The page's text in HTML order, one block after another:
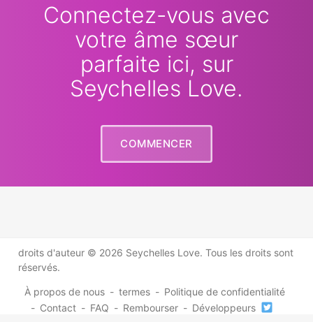
Connectez-vous avec
votre âme sœur
parfaite ici, sur
Seychelles Love.
COMMENCER
droits d'auteur © 2026 Seychelles Love. Tous les droits sont
réservés.
À propos de nous - termes - Politique de confidentialité
- Contact - FAQ - Rembourser - Développeurs